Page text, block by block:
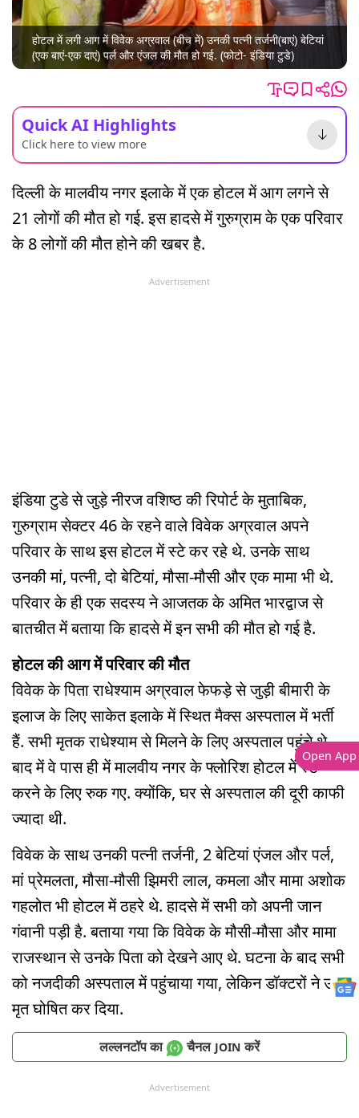
होटल में लगी आग में विवेक अग्रवाल (बीच में) उनकी पत्नी तर्जनी(बाएं) बेटियां
(एक बाएं-एक दाएं) पर्ल और एंजल की मौत हो गई. (फोटो- इंडिया टुडे)
Quick AI Highlights
Click here to view more
दिल्ली के मालवीय नगर इलाके में एक होटल में आग लगने से
21 लोगों की मौत हो गई. इस हादसे में गुरुग्राम के एक परिवार
के 8 लोगों की मौत होने की खबर है.
Advertisement
इंडिया टुडे से जुड़े नीरज वशिष्ठ की रिपोर्ट के मुताबिक,
गुरुग्राम सेक्टर 46 के रहने वाले विवेक अग्रवाल अपने
परिवार के साथ इस होटल में स्टे कर रहे थे. उनके साथ
उनकी मां, पत्नी, दो बेटियां, मौसा-मौसी और एक मामा भी थे.
परिवार के ही एक सदस्य ने आजतक के अमित भारद्वाज से
बातचीत में बताया कि हादसे में इन सभी की मौत हो गई है.
होटल की आग में परिवार की मौत
विवेक के पिता राधेश्याम अग्रवाल फेफड़े से जुड़ी बीमारी के
इलाज के लिए साकेत इलाके में स्थित मैक्स अस्पताल में भर्ती
हैं. सभी मृतक राधेश्याम से मिलने के लिए अस्पताल पहुंचे थे.
बाद में वे पास ही में मालवीय नगर के फ्लोरिश होटल में स्टे
करने के लिए रुक गए. क्योंकि, घर से अस्पताल की दूरी काफी
ज्यादा थी.
विवेक के साथ उनकी पत्नी तर्जनी, 2 बेटियां एंजल और पर्ल,
मां प्रेमलता, मौसा-मौसी झिमरी लाल, कमला और मामा अशोक
गहलोत भी होटल में ठहरे थे. हादसे में सभी को अपनी जान
गंवानी पड़ी है. बताया गया कि विवेक के मौसी-मौसा और मामा
राजस्थान से उनके पिता को देखने आए थे. घटना के बाद सभी
को नजदीकी अस्पताल में पहुंचाया गया, लेकिन डॉक्टरों ने उन्हें
मृत घोषित कर दिया.
लल्लनटॉप का चैनल JOIN करें
Advertisement
Open App